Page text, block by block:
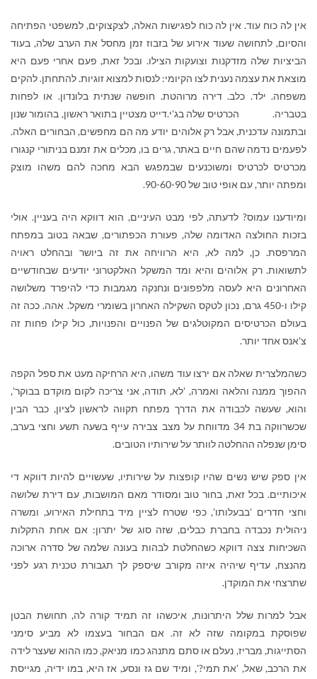
אין לה כוח עוד. אין לה כוח לפגישות האלה, לצקצוקים, למשפטי הפתיחה
והסיום, לתחושה שעוד אירוע של בזבוז זמן מחסל את הערב שלה, בעוד
הביציות שלה מזדקנות וצועקות הצילו. ובכל זאת, פעם אחרי פעם היא
מוצאת את עצמה נענית לצו הקיומי: לנסות למצוא זוגיות. להתחתן. להקים
משפחה. ילד. כלב. דירה מרוהטת. חופשה שנתית בלונדון. או לפחות
בטבריה. הכרטיס שלה בג'י.דייט מצטיין בתואר ראשון, בהומור שנון
ובתמונה עדכנית, אבל רק אלוהים יודע מה הם מחפשים, הבחורים האלה.
לפעמים נדמה שהם חיים באתר, גרים בו, מכלים את זמנם בניתורי קנגורו
מכרטיס לכרטיס ומשוכנעים שבמפגש הבא מחכה להם משהו מוצק
ומפתה יותר, עם אופי טוב של 90-60-90.
ומיודענו עמוס? לדעתה, לפי מבט העיניים, הוא דווקא היה בעניין. אולי
בזכות החולצה האדומה שלה, פעורת הכפתורים, שבאה בטוב במפתח
המרפסת. כן, למה לא, היא הרוויחה את זה ביושר ובהחלט ראויה
לתשואות. רק אלוהים והיא ומד המשקל האלקטרוני יודעים שבחודשיים
האחרונים היא לעסה מלפפונים ונחנקה מגמבות כדי להיפרד משלושה
קילו ו-450 גרם, נכון לטקס השקילה האחרון בשומרי משקל. אהה. ככה זה
בעולם הכרטיסים המקוטלגים של הפנויים והפנויות, כול קילו פחות זה
צ'אנס אחד יותר.
כשהמלצרית שאלה אם ירצו עוד משהו, היא הרחיקה מעט את ספל הקפה
ההפוך ממנה והלאה ואמרה, 'לא, תודה, אני צריכה לקום מוקדם בבוקר',
והוא, שעשה לכבודה את הדרך מפתח תקווה לראשון לציון, כבר הבין
שכשרווקה בת 34 מדווחת על מצב צבירה עייף בשעה תשע וחצי בערב,
סימן שנפלה ההחלטה לוותר על שירותיו הטובים.
אין ספק שיש נשים שהיו קופצות על שירותיו, שעשויים להיות דווקא די
איכותיים. בכל זאת, בחור טוב ומסודר מאם המושבות, עם דירת שלושה
וחצי חדרים 'בבעלותו', כפי שטרח לציין מיד בתחילת האירוע, ומשרה
ניהולית נכבדה בחברת כבלים, שזה סוג של יתרון: אם אחת התקלות
השכיחות צצה דווקא כשהחלטת לבהות בעונה שלמה של סדרה ארוכה
מהנצח, עדיף שיהיה איזה מקורב שיספק לך תגבורת טכנית רגע לפני
שתרצחי את המוקדן.
אבל למרות שלל היתרונות, איכשהו זה תמיד קורה לה, תחושת הבטן
שפוסקת במקומה שזה לא זה. אם הבחור בעצמו לא מביע סימני
הסתייגות, מבריז, נעלם או סתם מתנהג כמו מניאק, כמו ההוא שעצר לידה
את הרכב, שאל, 'את תמי?', ומיד שם גז ונסע, אז היא, במו ידיה, מגייסת